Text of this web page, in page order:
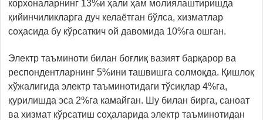
корхоналарнинг 13%и ҳали ҳам молиялаштиришда
қийинчиликларга дуч келаётган бўлса, хизматлар
соҳасида бу кўрсаткич ой давомида 10%га ошган.
Электр таъминоти билан боғлиқ вазият барқарор ва
респондентларнинг 5%ини ташвишга солмоқда. Қишлоқ
хўжалигида электр таъминотидаги тўсиқлар 4%га,
қурилишда эса 2%га камайган. Шу билан бирга, саноат
ва хизмат кўрсатиш соҳаларида электр таъминотидан